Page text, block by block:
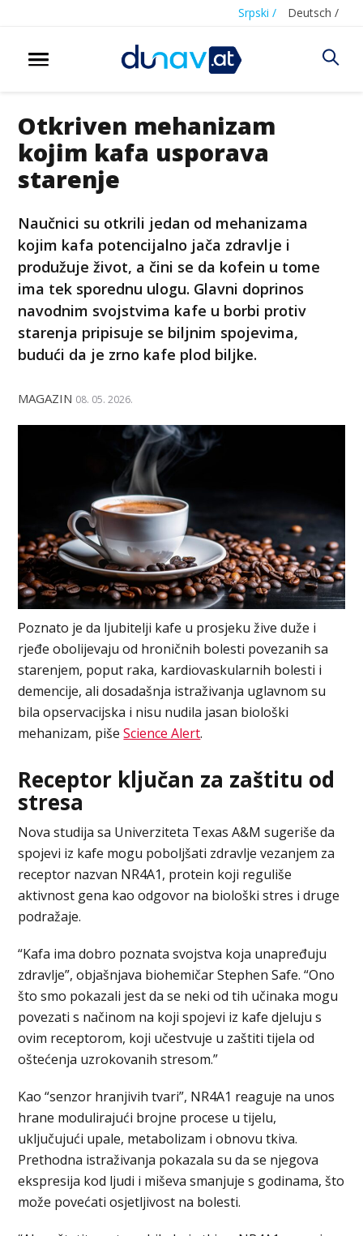
Srpski / Deutsch /
Otkriven mehanizam
kojim kafa usporava
starenje
Naučnici su otkrili jedan od mehanizama
kojim kafa potencijalno jača zdravlje i
produžuje život, a čini se da kofein u tome
ima tek sporednu ulogu. Glavni doprinos
navodnim svojstvima kafe u borbi protiv
starenja pripisuje se biljnim spojevima,
budući da je zrno kafe plod biljke.
MAGAZIN 08. 05. 2026.
Poznato je da ljubitelji kafe u prosjeku žive duže i
rjeđe obolijevaju od hroničnih bolesti povezanih sa
starenjem, poput raka, kardiovaskularnih bolesti i
demencije, ali dosadašnja istraživanja uglavnom su
bila opservacijska i nisu nudila jasan biološki
mehanizam, pišeScience Alert.
Receptor ključan za zaštitu od
stresa
Nova studija sa Univerziteta Texas A&M sugeriše da
spojevi iz kafe mogu poboljšati zdravlje vezanjem za
receptor nazvan NR4A1, protein koji reguliše
aktivnost gena kao odgovor na biološki stres i druge
podražaje.
“Kafa ima dobro poznata svojstva koja unapređuju
zdravlje”, objašnjava biohemičar Stephen Safe. “Ono
što smo pokazali jest da se neki od tih učinaka mogu
povezati s načinom na koji spojevi iz kafe djeluju s
ovim receptorom, koji učestvuje u zaštiti tijela od
oštećenja uzrokovanih stresom.”
Kao “senzor hranjivih tvari”, NR4A1 reaguje na unos
hrane modulirajući brojne procese u tijelu,
uključujući upale, metabolizam i obnovu tkiva.
Prethodna istraživanja pokazala su da se njegova
ekspresija kod ljudi i miševa smanjuje s godinama, što
može povećati osjetljivost na bolesti.